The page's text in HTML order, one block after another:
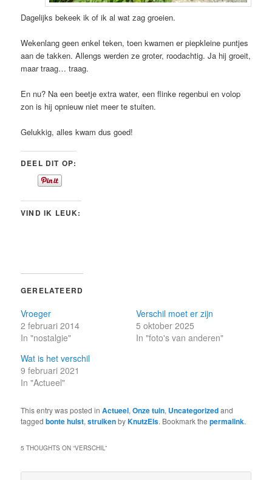
Dagelijks bekeek ik of ik al wat zag groeien.
Wekenlang geen enkel teken, toen kwamen er piepkleine puntjes
aan de takken. Allengs werden ze groter, roodachtig. Ja hij groeit,
maar traag… traag.
En nu? Na een beetje extra water, een flinke regenbui en volop
zon is hij opnieuw niet meer te stuiten.
Gelukkig, alles kwam dus goed!
DEEL DIT OP:
VIND IK LEUK:
GERELATEERD
Vroeger
2 februari 2014
In "nostalgie"
Verschil moet er zijn
5 oktober 2025
In "foto's van anderen"
Wat is het verschil
9 februari 2021
In "Actueel"
This entry was posted inActueel,Onze tuin, Uncategorizedand
taggedbonte hulst,struikenbyKnutzEls. Bookmark thepermalink.
5 THOUGHTS ON “VERSCHIL”